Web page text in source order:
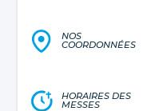
NOS
COORDONNÉES
HORAIRES DES
MESSES